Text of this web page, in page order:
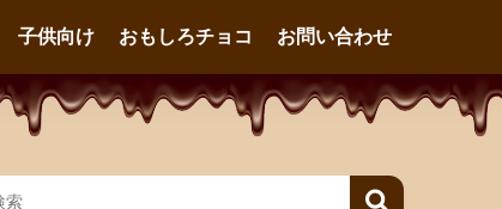
子供向け おもしろチョコ お問い合わせ